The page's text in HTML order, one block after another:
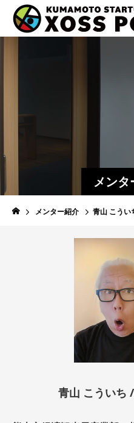
メンタ
メンター紹介 青山 こう
青山 こうい